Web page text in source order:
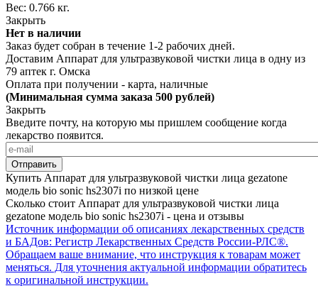
Вес: 0.766 кг.
Закрыть
Нет в наличии
Заказ будет собран в течение 1-2 рабочих дней.
Доставим Аппарат для ультразвуковой чистки лица в одну из
79 аптек г. Омска
Оплата при получении - карта, наличные
(Минимальная сумма заказа 500 рублей)
Закрыть
Введите почту, на которую мы пришлем сообщение когда
лекарство появится.
Купить Аппарат для ультразвуковой чистки лица gezatone
модель bio sonic hs2307i по низкой цене
Сколько стоит Аппарат для ультразвуковой чистки лица
gezatone модель bio sonic hs2307i - цена и отзывы
Источник информации об описаниях лекарственных средств
и БАДов: Регистр Лекарственных Средств России-РЛС®.
Обращаем ваше внимание, что инструкция к товарам может
меняться. Для уточнения актуальной информации обратитесь
к оригинальной инструкции.